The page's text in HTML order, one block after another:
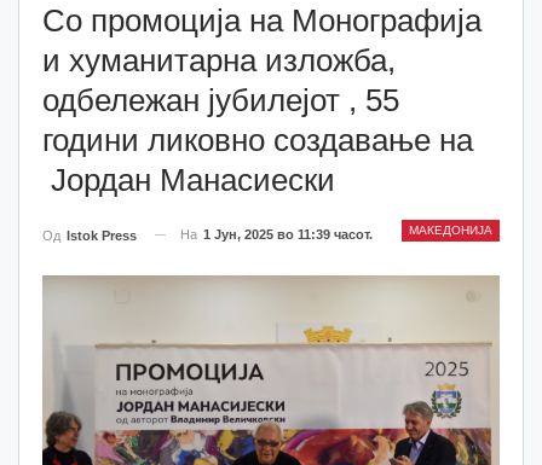
Со промоција на Монографија
и хуманитарна изложба,
одбележан јубилејот , 55
години ликовно создавање на
Јордан Манасиески
МАКЕДОНИЈА
Од Istok Press На 1 Јун, 2025 во 11:39 часот.